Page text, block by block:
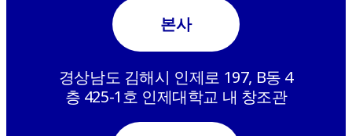
본사
경상남도 김해시 인제로 197, B동 4
층 425-1호 인제대학교 내 창조관